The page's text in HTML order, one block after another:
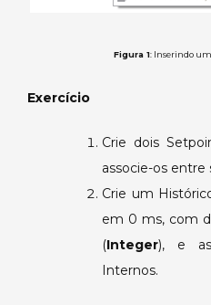
Figura 1: Inserindo
Exercício
Crie dois
associe-os entre
Crie um
em 0 ms, com
(Integer), e
Internos.